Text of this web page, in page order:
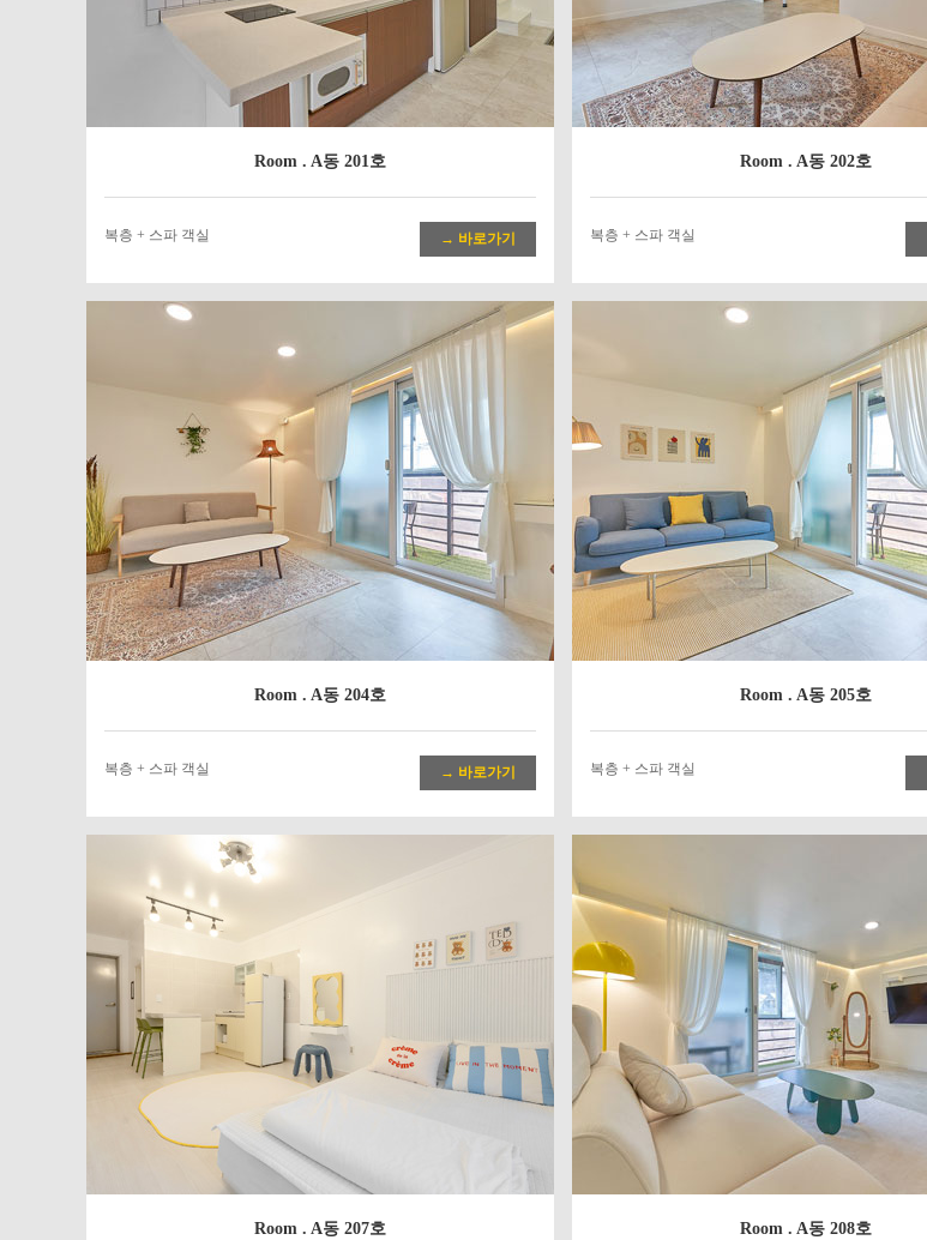
Room . A동 201호
복층 + 스파 객실 → 바로가기
Room . A동 202호
복층 + 스파 객실
Room . A동 204호
복층 + 스파 객실 → 바로가기
Room . A동 205호
복층 + 스파 객실
Room . A동 207호 Room . A동 208호